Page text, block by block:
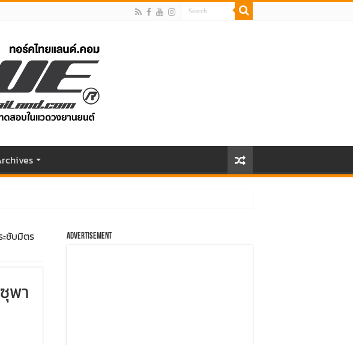
ดียิ่งกว่า
งรวมกว่า 250 กิโลเมตร
ชับมิตร
พา
Advertisement